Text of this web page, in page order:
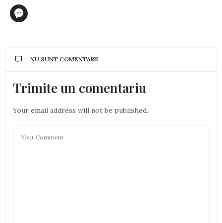
NU SUNT COMENTARII
Trimite un comentariu
Your email address will not be published.